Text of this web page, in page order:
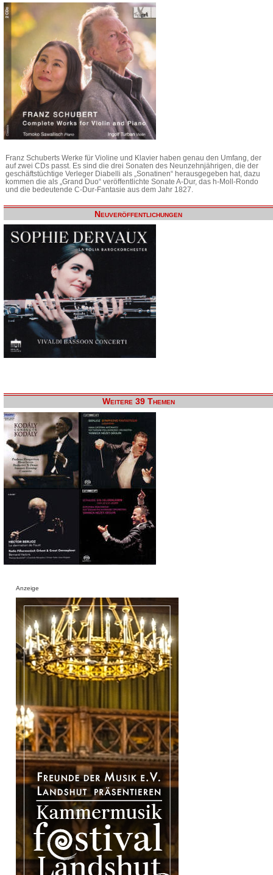
Franz Schuberts Werke für Violine und Klavier haben genau den Umfang, der
auf zwei CDs passt. Es sind die drei Sonaten des Neunzehnjährigen, die der
geschäftstüchtige Verleger Diabelli als „Sonatinen“ herausgegeben hat, dazu
kommen die als „Grand Duo“ veröffentlichte Sonate A-Dur, das h-Moll-Rondo
und die bedeutende C-Dur-Fantasie aus dem Jahr 1827.
Neuveröffentlichungen
Weitere 39 Themen
Anzeige